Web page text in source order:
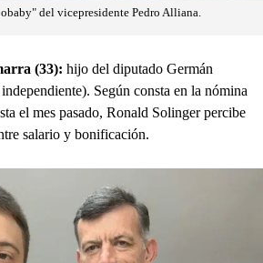
del vicepresidente Pedro Alliana.
(33): hijo del diputado Germán
Según consta en la nómina
el mes pasado, Ronald Solinger percibe
salario y bonificación.